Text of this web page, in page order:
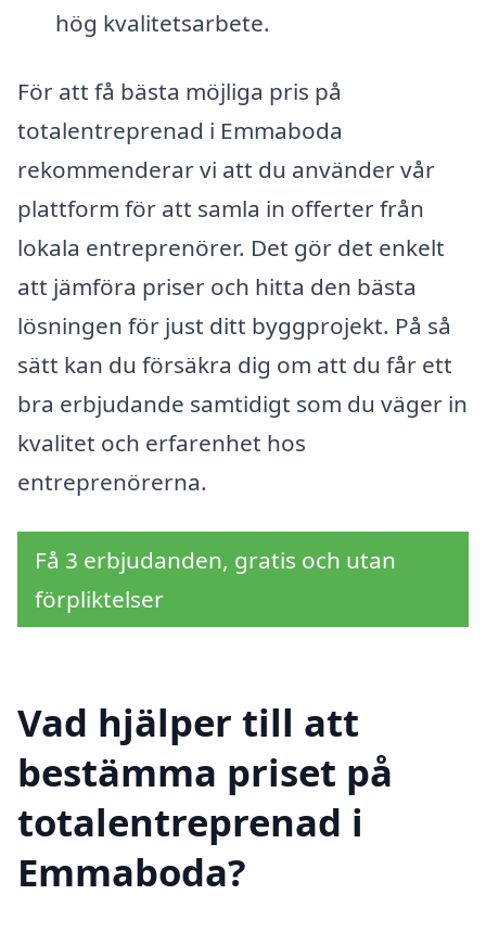
hög kvalitetsarbete.
För att få bästa möjliga pris på
totalentreprenad i Emmaboda
rekommenderar vi att du använder vår
plattform för att samla in offerter från
lokala entreprenörer. Det gör det enkelt
att jämföra priser och hitta den bästa
lösningen för just ditt byggprojekt. På så
sätt kan du försäkra dig om att du får ett
bra erbjudande samtidigt som du väger in
kvalitet och erfarenhet hos
entreprenörerna.
Få 3 erbjudanden, gratis och utan
förpliktelser
Vad hjälper till att
bestämma priset på
totalentreprenad i
Emmaboda?